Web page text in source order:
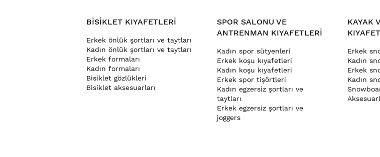
BISIKLET KIYAFETLERI
Erkek önlük şortları ve taytları
Kadın önlük şortları ve taytları
Erkek formaları
Kadın formaları
Bisiklet gözlükleri
Bisiklet aksesuarları
SPOR SALONU VE
ANTRENMAN KIYAFETLERI
Kadın spor sütyenleri
Erkek koşu kıyafetleri
Kadın koşu kıyafetleri
Erkek spor tişörtleri
Kadın egzersiz şortları ve
taytları
Erkek egzersiz şortları ve
joggers
KAYAK
Erkek
Kadın
Erkek
Kadın